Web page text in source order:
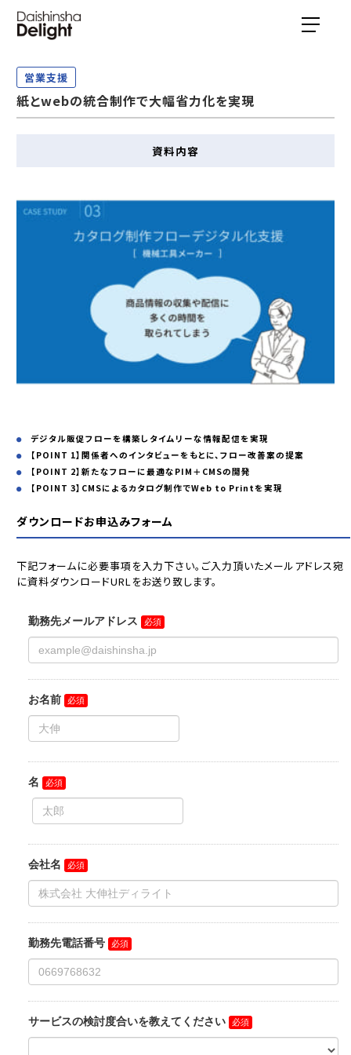
営業支援
紙とwebの統合制作で大幅省力化を実現
資料内容
デジタル販促フローを構築しタイムリーな情報配信を実現
【POINT 1】関係者へのインタビューをもとに、フロー改善案の提案
【POINT 2】新たなフローに最適なPIM＋CMSの開発
【POINT 3】CMSによるカタログ制作でWeb to Printを実現
ダウンロードお申込みフォーム
下記フォームに必要事項を入力下さい。ご入力頂いたメールアドレス宛
に資料ダウンロードURLをお送り致します。